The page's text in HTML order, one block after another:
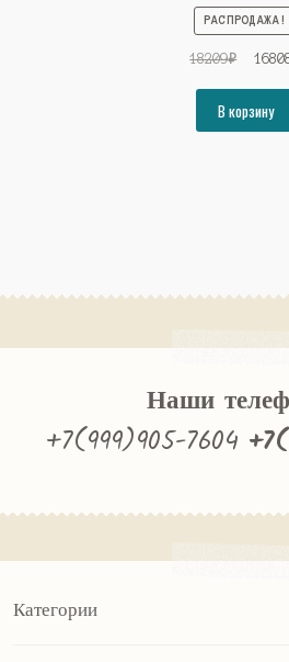
РАСПРОДАЖА!
18209₽
В корзину
Наши
+7(999)905-7604
Категории